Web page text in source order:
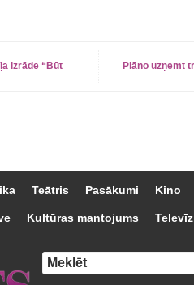
izrāde “Būt
Plāno uzņemt
Teātris Pasākumi Kino
Kultūras mantojums